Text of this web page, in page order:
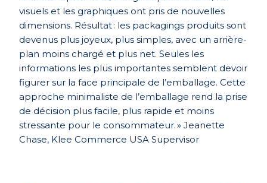
visuels et les graphiques ont pris de nouvelles
dimensions. Résultat : les packagings produits sont
devenus plus joyeux, plus simples, avec un arrière-
plan moins chargé et plus net. Seules les
informations les plus importantes semblent devoir
figurer sur la face principale de l’emballage. Cette
approche minimaliste de l’emballage rend la prise
de décision plus facile, plus rapide et moins
stressante pour le consommateur.» Jeanette
Chase, Klee Commerce USA Supervisor